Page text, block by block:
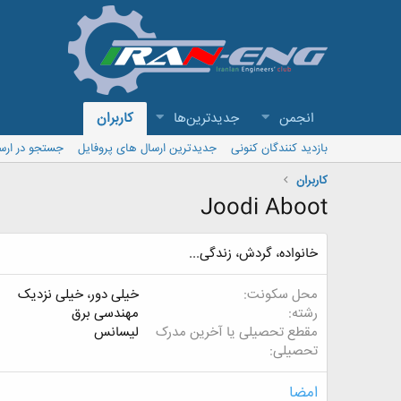
انجمن جدیدترین‌ها کاربران
بازدید کنندگان کنونی جدیدترین ارسال های پروفایل
جستجو در
کاربران
Joodi Aboot
خانواده، گردش، زندگی...
محل سکونت
خیلی دور، خیلی نزدیک
رشته
مهندسی برق
مقطع تحصیلی یا آخرین مدرک
تحصیلی
لیسانس
امضا